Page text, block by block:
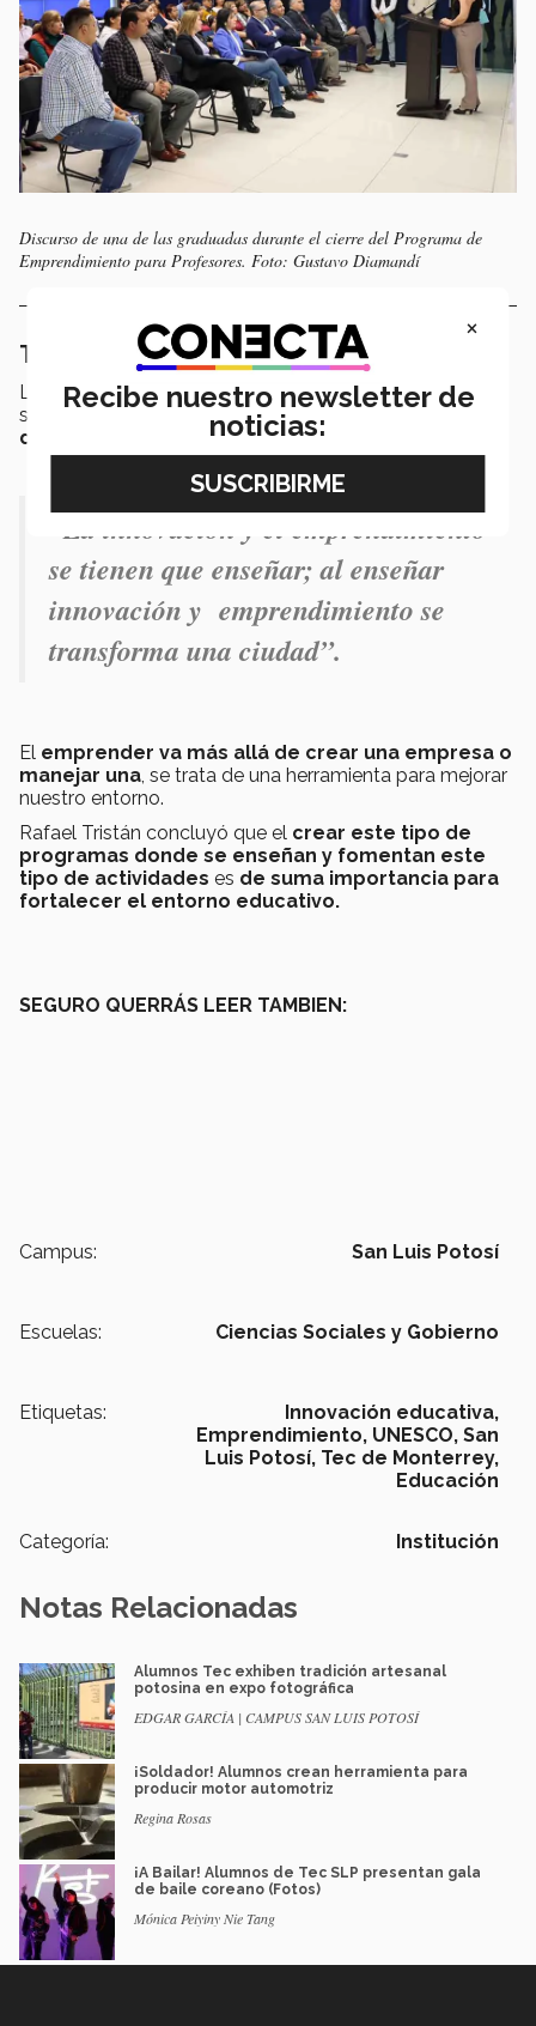
Discurso de una de las graduadas durante el cierre del Programa de
Emprendimiento para Profesores. Foto: Gustavo Diamandí​​
Traer el emprendimiento a tu día a día
Lo másimportantede aprender estos temas es no
sólo conocerlos, sino aplicarlos en nuestra vida
diaria.
“La innovación y el emprendimiento
se tienen que enseñar; al enseñar
innovación y emprendimiento se
transforma una ciudad”.
El emprender va más allá de crear una empresa o
manejar una, se trata de una herramienta para mejorar
nuestro entorno.
Rafael Tristán concluyó que el crear este tipo de
programas donde se enseñan y fomentan este
tipo de actividades es de suma importancia para
fortalecer el entorno educativo.
SEGURO QUERRÁS LEER TAMBIEN:
Campus: San Luis Potosí
Escuelas: Ciencias Sociales y Gobierno
Etiquetas:
Innovación educativa,
Emprendimiento, UNESCO, San
Luis Potosí, Tec de Monterrey,
Educación
Categoría: Institución
Notas Relacionadas
Alumnos Tec exhiben tradición artesanal
potosina en expo fotográfica
EDGAR GARCÍA | CAMPUS SAN LUIS POTOSÍ
¡Soldador! Alumnos crean herramienta para
producir motor automotriz
Regina Rosas
¡A Bailar! Alumnos de Tec SLP presentan gala
de baile coreano (Fotos)
Mónica Peiyiny Nie Tang
×
Recibe nuestro newsletter de
noticias: